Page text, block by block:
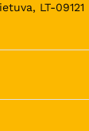
LT-09121